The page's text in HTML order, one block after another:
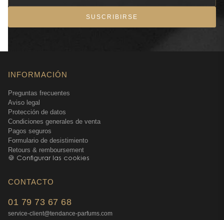
SUSCRIBIRSE
INFORMACIÓN
Preguntas frecuentes
Aviso legal
Protección de datos
Condiciones generales de venta
Pagos seguros
Formulario de desistimiento
Retours & remboursement
🍪 Configurar las cookies
CONTACTO
01 79 73 67 68
service-client@tendance-parfums.com